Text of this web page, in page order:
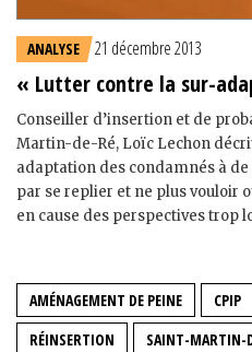
ANALYSE 21 décembre 2013
« Lutter contre la sur-
Conseiller d’insertion et de
Martin-de-Ré, Loïc Lechon
adaptation des condamnés à
par se replier et ne plus vouloir
en cause des perspectives trop
AMÉNAGEMENT DE PEINE CPIP
RÉINSERTION
SAINT-MARTIN-